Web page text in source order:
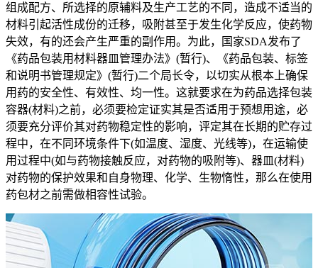
组成配方、所选择的原辅料及生产工艺的不同，造成不适当的
材料引起活性成份的迁移，吸附甚至于发生化学反应，使药物
失效，有的还会产生严重的副作用。为此，国家SDA发布了
《药品包装用材料器皿管理办法》(暂行)、《药品包装、标签
和说明书管理规定》(暂行)二个局长令，以切实从根本上确保
用药的安全性、有效性、均一性。这就要求在为药品选择包装
容器(材料)之前，必须要检定证实其是否适用于预想用途，必
须要充分评价其对药物稳定性的影响，评定其在长期的贮存过
程中，在不同环境条件下(如温度、湿度、光线等)，在运输使
用过程中(如与药物接触反应，对药物的吸附等)、器皿(材料)
对药物的保护效果和自身物理、化学、生物惰性，那么在使用
药包材之前需做相容性试验。